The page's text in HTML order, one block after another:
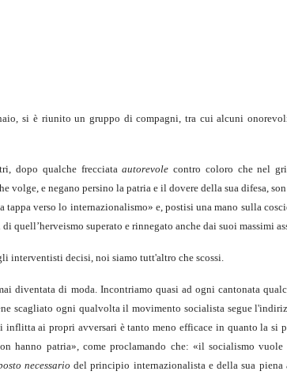
si è riunito un gruppo di compagni, tra cui alcuni
dopo qualche frecciataautorevole contro coloro che nel
volge, e negano persino la patria e il dovere della sua difesa,
tappa verso lo internazionalismo» e, postisi una mano sulla
quell’herveismo superato e rinnegato anche dai suoi massimi
interventisti decisi, noi siamo tutt'altro che scossi.
diventata di moda. Incontriamo quasi ad ogni cantonata
scagliato ogni qualvolta il movimento socialista segue
ai propri avversari è tanto meno efficace in quanto la si
hanno patria», come proclamando che: «il socialismo
necessario del principio internazionalista e della sua